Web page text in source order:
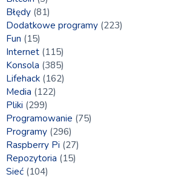
Błędy (81)
Dodatkowe programy (223)
Fun (15)
Internet (115)
Konsola (385)
Lifehack (162)
Media (122)
Pliki (299)
Programowanie (75)
Programy (296)
Raspberry Pi (27)
Repozytoria (15)
Sieć (104)